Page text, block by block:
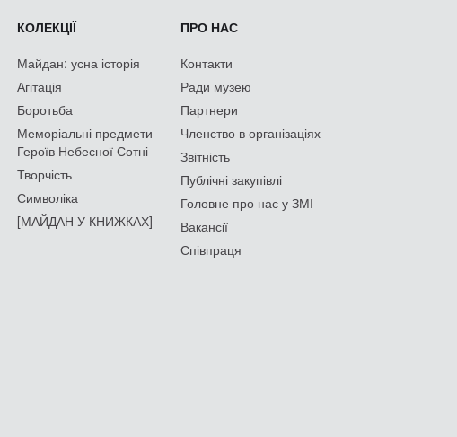
КОЛЕКЦІЇ
Майдан: усна історія
Агітація
Боротьба
Меморіальні предмети
Героїв Небесної Сотні
Творчість
Символіка
[МАЙДАН У КНИЖКАХ]
ПРО НАС
Контакти
Ради музею
Партнери
Членство в організаціях
Звітність
Публічні закупівлі
Головне про нас у ЗМІ
Вакансії
Співпраця